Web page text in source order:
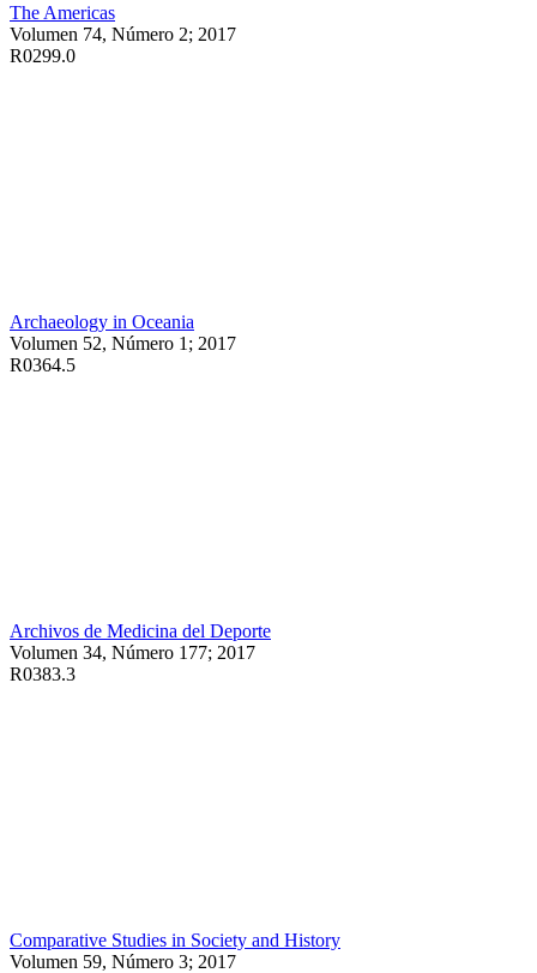
The Americas
Volumen 74, Número 2; 2017
R0299.0
Archaeology in Oceania
Volumen 52, Número 1; 2017
R0364.5
Archivos de Medicina del Deporte
Volumen 34, Número 177; 2017
R0383.3
Comparative Studies in Society and History
Volumen 59, Número 3; 2017